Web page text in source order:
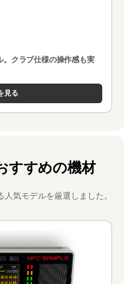
クラブ仕様の操作感も実
見る
すすめの機材
気モデルを厳選しました。